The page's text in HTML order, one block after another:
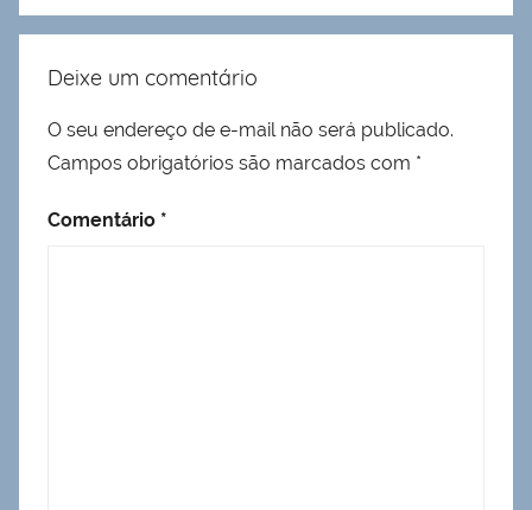
Deixe um comentário
O seu endereço de e-mail não será publicado.
Campos obrigatórios são marcados com *
Comentário *